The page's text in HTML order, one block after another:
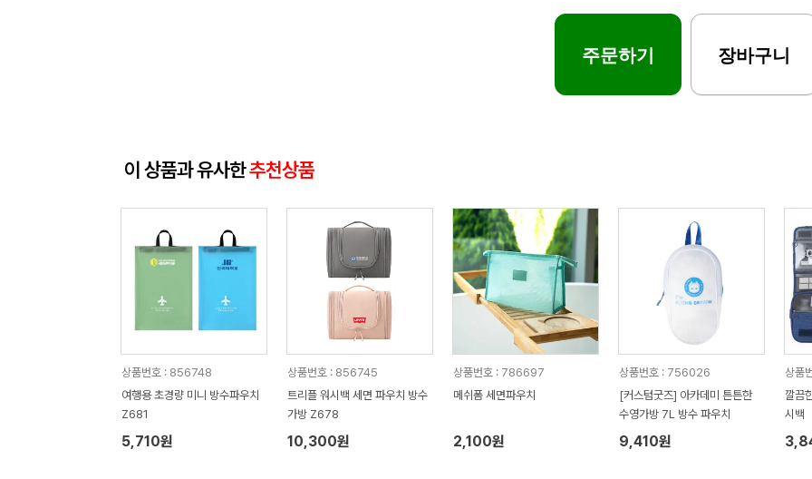
주문하기 장바구니
이 상품과 유사한추천상품
상품번호 : 856748
여행용 초경량 미니 방수파우치
Z681
5,710원
상품번호 : 856745
트리플 워시백 세면 파우치 방수
가방 Z678
10,300원
상품번호 : 786697
메쉬폼 세면파우치
2,100원
상품번호 : 756026
[커스텀굿즈] 아카데미 튼튼한
수영가방 7L 방수 파우치
9,410원
상품
깔끔
시백